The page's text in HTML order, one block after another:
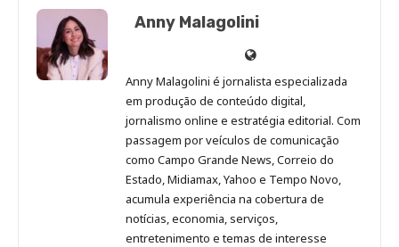
Anny Malagolini
Malagolini
no
Pinterest
Malagolini
no
LinkedIn
Malagolini
no
Instagram
Anny
Malagolini
no
Facebook
Site
de
Anny
Malagolini
Anny Malagolini é jornalista especializada
em produção de conteúdo digital,
jornalismo online e estratégia editorial. Com
passagem por veículos de comunicação
como Campo Grande News, Correio do
Estado, Midiamax, Yahoo e Tempo Novo,
acumula experiência na cobertura de
notícias, economia, serviços,
entretenimento e temas de interesse